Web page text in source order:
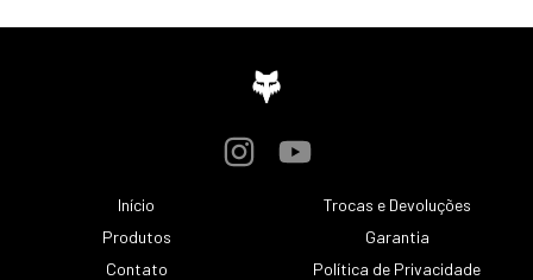
Início
Produtos
Contato
Trocas e Devoluções
Garantia
Política de Privacidade